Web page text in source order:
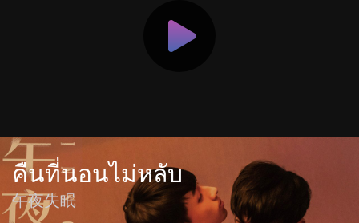
คืนที่นอนไม่หลับ
午夜失眠